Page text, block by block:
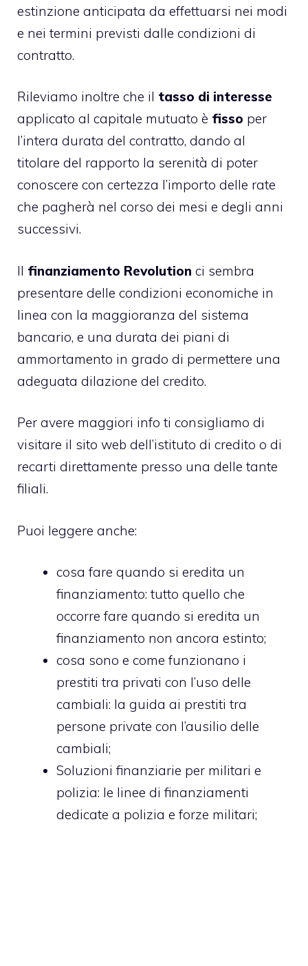
estinzione anticipata da effettuarsi nei modi
e nei termini previsti dalle condizioni di
contratto.
Rileviamo inoltre che il tasso di interesse
applicato al capitale mutuato è fisso per
l’intera durata del contratto, dando al
titolare del rapporto la serenità di poter
conoscere con certezza l’importo delle rate
che pagherà nel corso dei mesi e degli anni
successivi.
Il finanziamento Revolution ci sembra
presentare delle condizioni economiche in
linea con la maggioranza del sistema
bancario, e una durata dei piani di
ammortamento in grado di permettere una
adeguata dilazione del credito.
Per avere maggiori info ti consigliamo di
visitare il sito web dell’istituto di credito o di
recarti direttamente presso una delle tante
filiali.
Puoi leggere anche:
cosa fare quando si eredita un
finanziamento: tutto quello che
occorre fare quando si eredita un
finanziamento non ancora estinto;
cosa sono e come funzionano i
prestiti tra privati con l’uso delle
cambiali: la guida ai prestiti tra
persone private con l’ausilio delle
cambiali;
Soluzioni finanziarie per militari e
polizia: le linee di finanziamenti
dedicate a polizia e forze militari;